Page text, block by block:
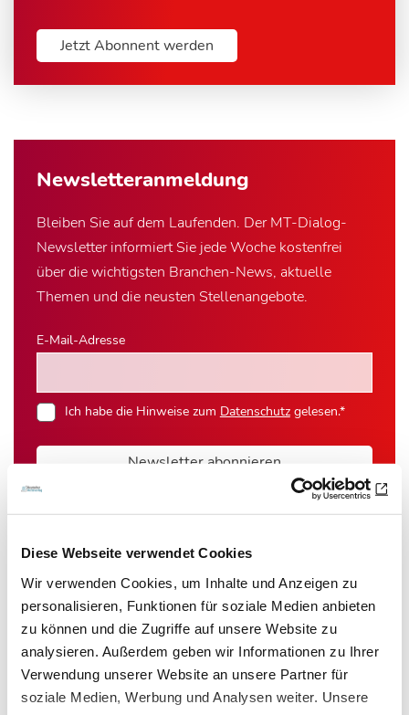
Diese Webseite verwendet Cookies
Wir verwenden Cookies, um Inhalte und Anzeigen zu
personalisieren, Funktionen für soziale Medien anbieten
zu können und die Zugriffe auf unsere Website zu
analysieren. Außerdem geben wir Informationen zu Ihrer
Verwendung unserer Website an unsere Partner für
soziale Medien, Werbung und Analysen weiter. Unsere
Newsletter­anmeldung
Bleiben Sie auf dem Laufenden. Der MT-Dialog-
Newsletter informiert Sie jede Woche kostenfrei
über die wichtigsten Branchen-News, aktuelle
Themen und die neusten Stellenangebote.
E-Mail-Adresse
Ich habe die Hinweise zum Datenschutzgelesen.*
Newsletter abonnieren
Jetzt Abonnent werden
Das könnte Sie auch interessieren: